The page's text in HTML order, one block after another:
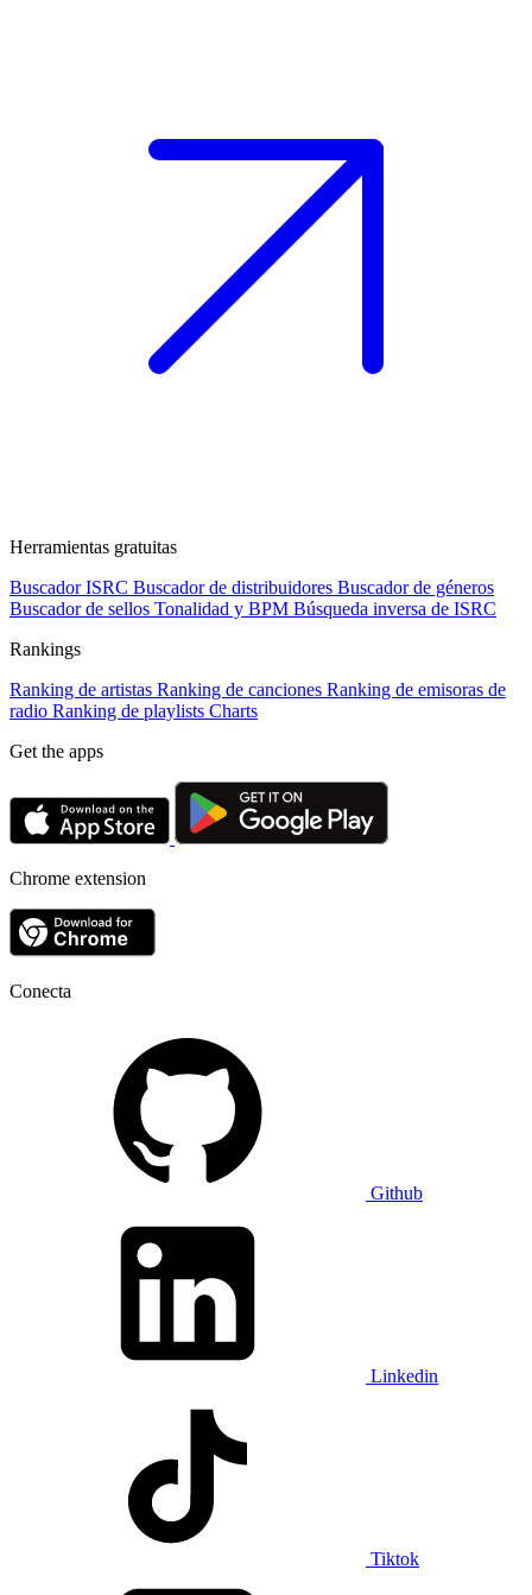
Herramientas gratuitas
Buscador ISRC Buscador de distribuidores Buscador de géneros
Buscador de sellos Tonalidad y BPM Búsqueda inversa de ISRC
Rankings
Ranking de artistas Ranking de canciones Ranking de emisoras de
radio Ranking de playlists Charts
Get the apps
Chrome extension
Conecta
Github
Linkedin
Tiktok